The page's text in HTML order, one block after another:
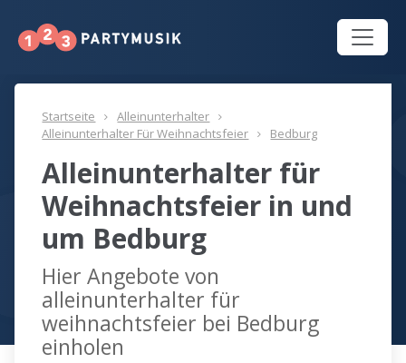
Startseite
Alleinunterhalter
Alleinunterhalter Für Weihnachtsfeier
Bedburg
Alleinunterhalter für
Weihnachtsfeier in und
um Bedburg
Hier Angebote von
alleinunterhalter für
weihnachtsfeier bei Bedburg
einholen